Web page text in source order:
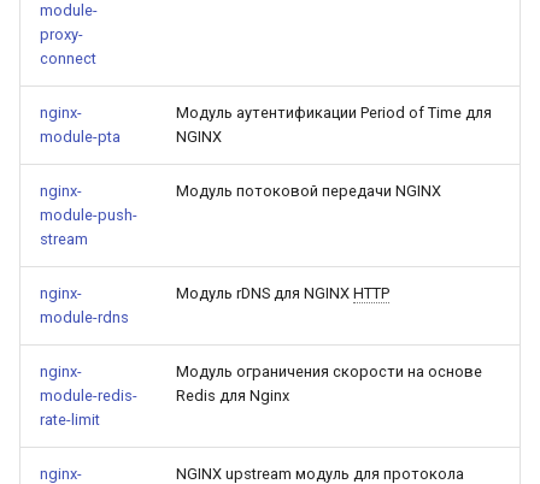
module-
proxy-
connect
nginx-
module-pta
Модуль аутентификации Period of Time для
NGINX
nginx-
module-push-
stream
Модуль потоковой передачи NGINX
nginx-
module-rdns
Модуль rDNS для NGINX HTTP
nginx-
module-redis-
rate-limit
Модуль ограничения скорости на основе
Redis для Nginx
nginx-
NGINX upstream модуль для протокола